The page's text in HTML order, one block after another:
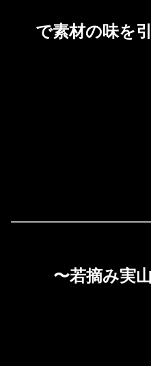
で素材の味を
〜若摘み実